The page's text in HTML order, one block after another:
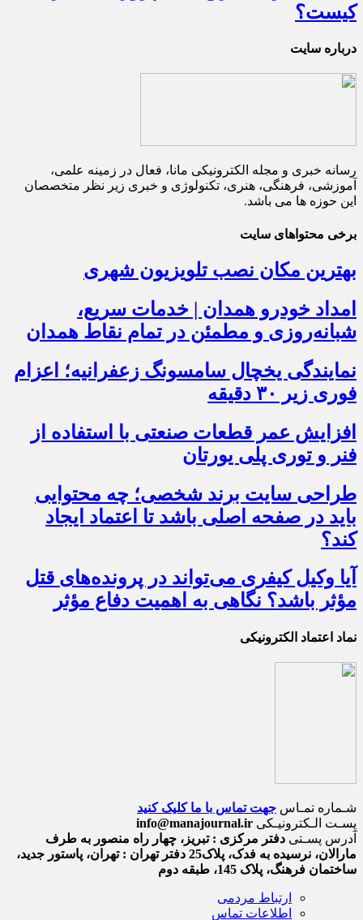
کیست؟
درباره سایت
رسانه خبری و مجله الکترونیکی مانا، فعال در زمینه علمی،
آموزشی، فرهنگی، هنری، تکنولوژی و خبری زیر نظر متخصصان
این حوزه ها می باشد.
برخی محتواهای سایت
بهترین مکان نصب تلویزیون شهری
امداد خودرو همدان | خدمات سریع،
شبانه‌روزی و مطمئن در تمام نقاط همدان
نمایندگی یخچال سامسونگ زعفرانیه؛ اعزام
فوری زیر ۳۰ دقیقه
افزایش عمر قطعات صنعتی با استفاده از
فنر و توری پلی یورتان
طراحی سایت برند شخصی؛ چه محتوایی
باید در صفحه اصلی باشد تا اعتماد ایجاد
کند؟
آیا وکیل کیفری می‌تواند در پرونده‌های قتل
مؤثر باشد؟ نگاهی به اهمیت دفاع مؤثر
نماد اعتماد الکترونیکی
شـماره تمـاس جهت تماس با ما کلیک کنید
پسـت الـکترونیـکی info@manajournal.ir
آدرس پسـتی دفتر مرکزی : تبریز، چهار راه منصور به طرف
مارالان، نرسیده به فدک، پلاک25 دفتر تهران : تهران، پاستور جدید،
ساختمان فرهنگ، پلاک 145، طبقه دوم
ارتباط مردمی
اطلاعات تماس